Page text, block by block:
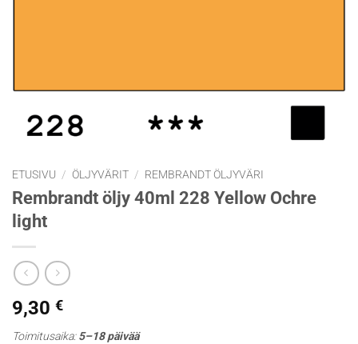
ETUSIVU / ÖLJYVÄRIT / REMBRANDT ÖLJYVÄRI
Rembrandt öljy 40ml 228 Yellow Ochre
light
9,30 €
Toimitusaika:5–18 päivää